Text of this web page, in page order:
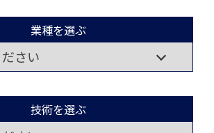
業種を選ぶ
技術を選ぶ